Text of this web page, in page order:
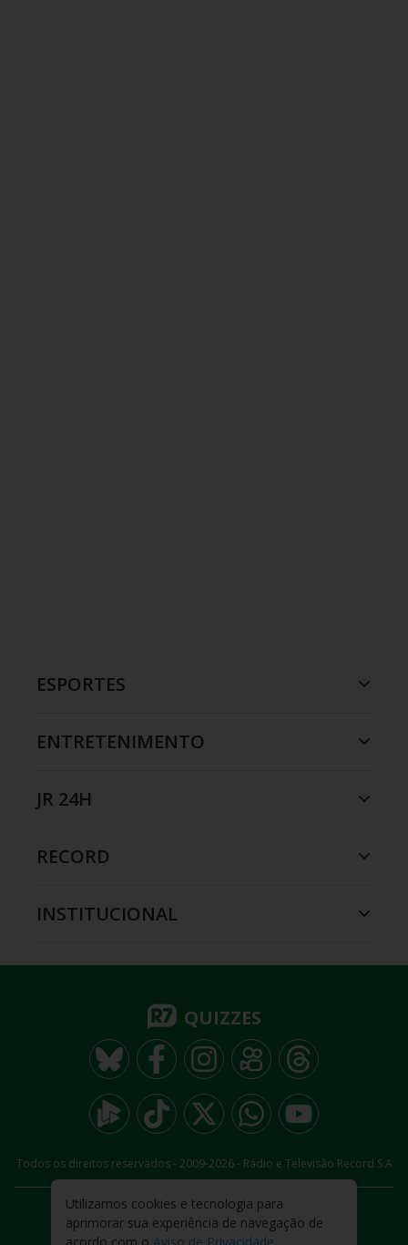
ESPORTES
ENTRETENIMENTO
JR 24H
RECORD
INSTITUCIONAL
QUIZZES
Todos os direitos reservados - 2009-2026- Rádio e Televisão Record S.A
FALE CONOSCO
PRIVACIDADE
TERMOS E CONDIÇÕES DE USO
Utilizamos cookies e tecnologia para
aprimorar sua experiência de navegação de